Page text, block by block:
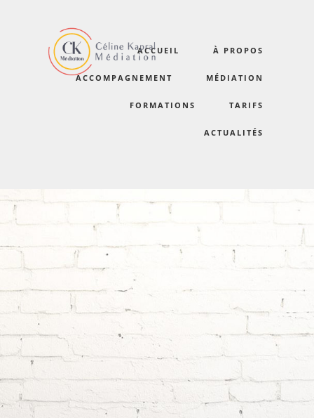
ACCUEIL À PROPOS
ACCOMPAGNEMENT MÉDIATION
FORMATIONS TARIFS
ACTUALITÉS
certifications2023-3